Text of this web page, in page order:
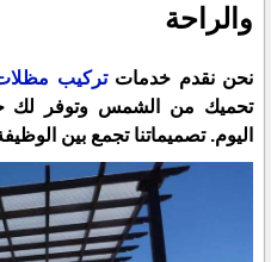
والراحة
نحن نقدم خدماتتركيب
تحميك من الشمس وتوفر
اليوم. تصميماتنا تجمع بين